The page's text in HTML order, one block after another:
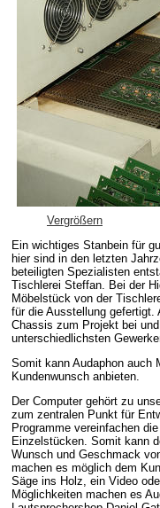
Vergrößern
Ein wichtiges Stanbein für
hier sind in den letzten
beteiligten Spezialisten
Tischlerei Steffan. Bei der
Möbelstück von der
für die Ausstellung gefertigt.
Chassis zum Projekt bei
unterschiedlichsten
Somit kann Audaphon auch
Kundenwunsch anbieten.
Der Computer gehört zu
zum zentralen Punkt für
Programme vereinfachen
Einzelstücken. Somit kann
Wunsch und Geschmack
machen es möglich dem
Säge ins Holz, ein Video
Möglichkeiten machen es